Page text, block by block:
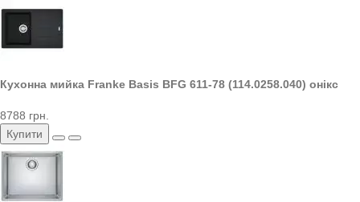
Кухонна мийка Franke Basis BFG 611-78 (114.0258.040) онікс
8788 грн.
Купити